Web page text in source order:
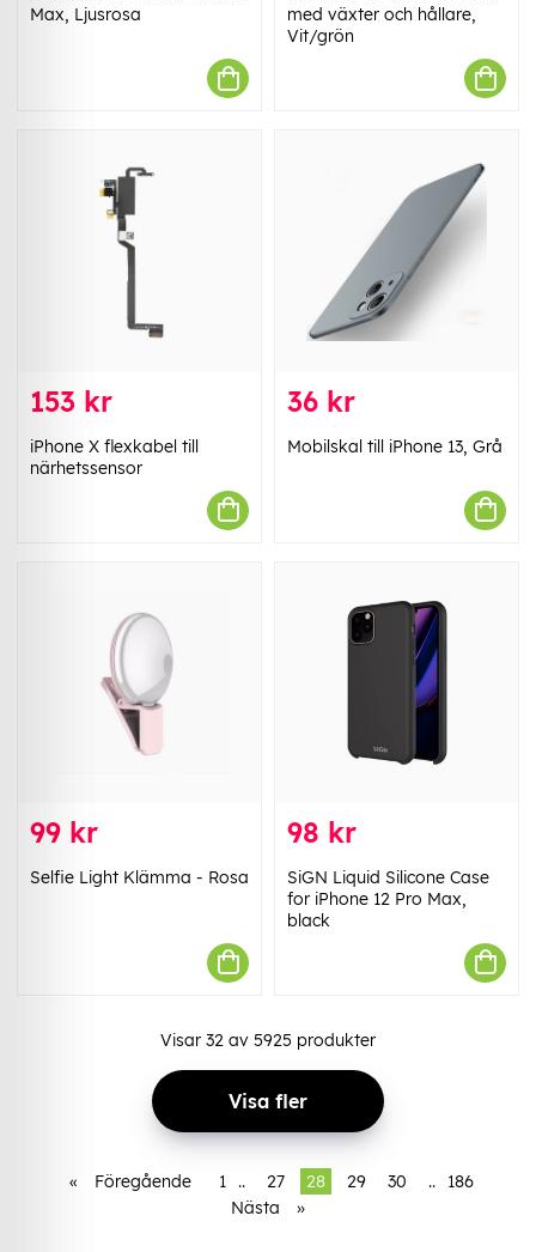
Max, Ljusrosa
med växter och hållare,
Vit/grön
153 kr
iPhone X flexkabel till
närhetssensor
36 kr
Mobilskal till iPhone 13, Grå
99 kr
Selfie Light Klämma - Rosa
98 kr
SiGN Liquid Silicone Case
for iPhone 12 Pro Max,
black
Visar 32 av 5925 produkter
Visa fler
« Föregående 1 .. 27 28 29 30 ..
186
Nästa
»